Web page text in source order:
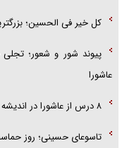
کل خیر فی الحسین؛
پیوند شور و شعور؛ تجلی
عاشورا
۸ درس از عاشورا در اندیشه رهبر شهید انقلاب اسلامی
تاسوعای حسینی؛ روز